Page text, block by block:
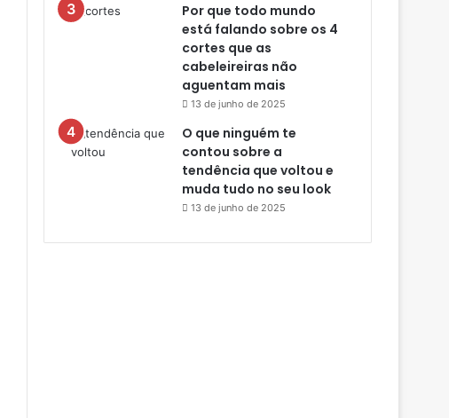
Por que todo mundo
está falando sobre os 4
cortes que as
cabeleireiras não
aguentam mais
13 de junho de 2025
O que ninguém te
contou sobre a
tendência que voltou e
muda tudo no seu look
13 de junho de 2025